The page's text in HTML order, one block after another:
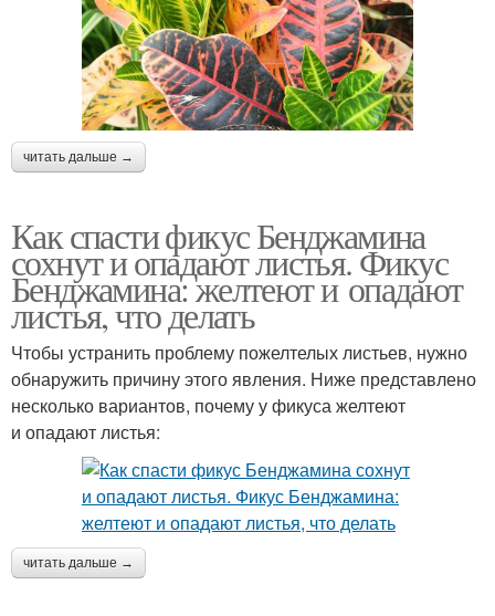
читать дальше →
Как спасти фикус Бенджамина
сохнут и опадают листья. Фикус
Бенджамина: желтеют и опадают
листья, что делать
Чтобы устранить проблему пожелтелых листьев, нужно
обнаружить причину этого явления. Ниже представлено
несколько вариантов, почему у фикуса желтеют
и опадают листья:
читать дальше →